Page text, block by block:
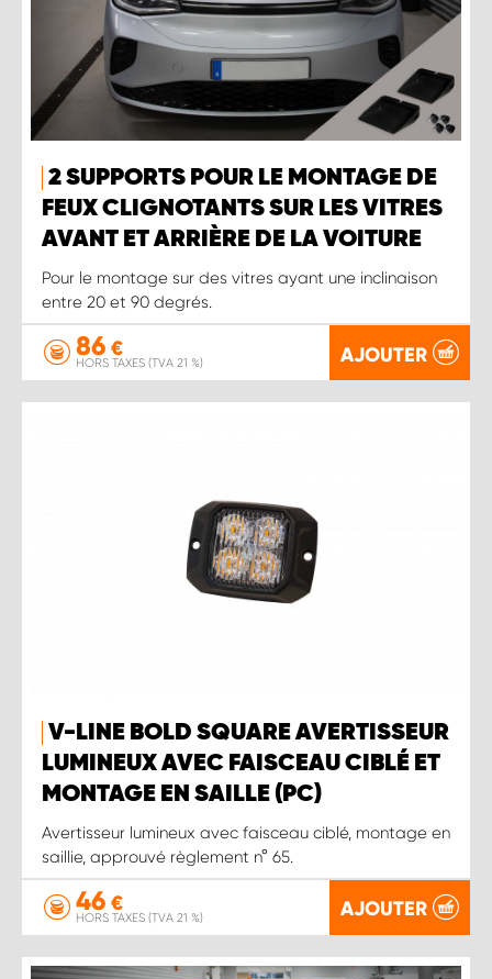
2 SUPPORTS POUR LE MONTAGE DE
FEUX CLIGNOTANTS SUR LES VITRES
AVANT ET ARRIÈRE DE LA VOITURE
Pour le montage sur des vitres ayant une inclinaison
entre 20 et 90 degrés.
86 €
HORS TAXES (TVA 21 %) AJOUTER
V-LINE BOLD SQUARE AVERTISSEUR
LUMINEUX AVEC FAISCEAU CIBLÉ ET
MONTAGE EN SAILLE (PC)
Avertisseur lumineux avec faisceau ciblé, montage en
saillie, approuvé règlement n° 65.
46 €
HORS TAXES (TVA 21 %) AJOUTER